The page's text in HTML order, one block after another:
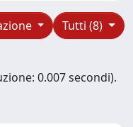
Tutti (8)
0.007 secondi).